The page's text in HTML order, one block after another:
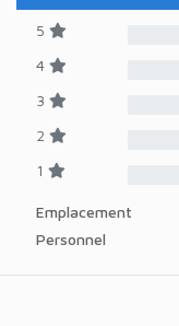
5
4
3
2
1
Emplacement
Personnel